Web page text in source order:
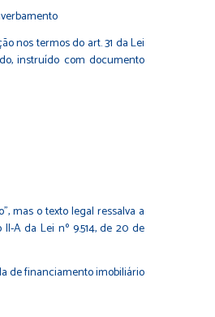
nos termos do art. 31 da Lei
instruído com documento
mas o texto legal ressalva a
II-A da Lei nº 9.514, de 20 de
de financiamento imobiliário